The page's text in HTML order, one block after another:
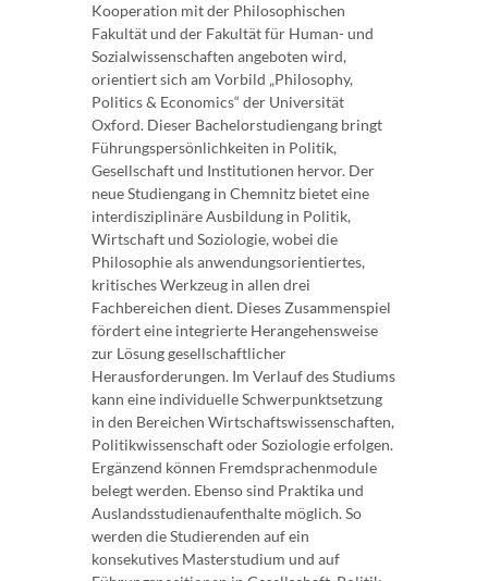
Kooperation mit der Philosophischen
Fakultät und der Fakultät für Human- und
Sozialwissenschaften angeboten wird,
orientiert sich am Vorbild „Philosophy,
Politics & Economics“ der Universität
Oxford. Dieser Bachelorstudiengang bringt
Führungspersönlichkeiten in Politik,
Gesellschaft und Institutionen hervor. Der
neue Studiengang in Chemnitz bietet eine
interdisziplinäre Ausbildung in Politik,
Wirtschaft und Soziologie, wobei die
Philosophie als anwendungsorientiertes,
kritisches Werkzeug in allen drei
Fachbereichen dient. Dieses Zusammenspiel
fördert eine integrierte Herangehensweise
zur Lösung gesellschaftlicher
Herausforderungen. Im Verlauf des Studiums
kann eine individuelle Schwerpunktsetzung
in den Bereichen Wirtschaftswissenschaften,
Politikwissenschaft oder Soziologie erfolgen.
Ergänzend können Fremdsprachenmodule
belegt werden. Ebenso sind Praktika und
Auslandsstudienaufenthalte möglich. So
werden die Studierenden auf ein
konsekutives Masterstudium und auf